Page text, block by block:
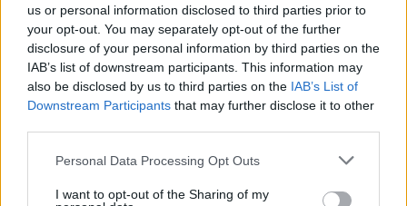
us or personal information disclosed to third parties prior to
your opt-out. You may separately opt-out of the further
disclosure of your personal information by third parties on the
IAB’s list of downstream participants. This information may
also be disclosed by us to third parties on the IAB’s List of
Downstream Participants that may further disclose it to other
Personal Data Processing Opt Outs
I want to opt-out of the Sharing of my